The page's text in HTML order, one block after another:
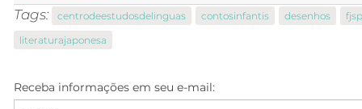
Tags:
centrodeestudosdelinguas contosinfantis desenhos
fjsp
literaturajaponesa
Receba informações em seu e-mail: